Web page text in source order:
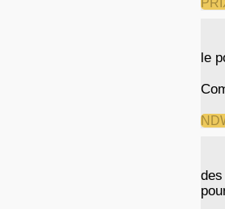
le